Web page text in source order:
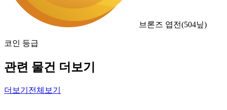
브론즈 엽전(504닢)
코인 등급
관련 물건 더보기
더보기 전체보기